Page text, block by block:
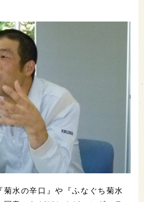
菊水の辛口』や『ふなぐち菊水